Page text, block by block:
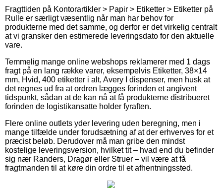
Fragttiden på Kontorartikler > Papir > Etiketter > Etiketter på
Rulle er særligt væsentlig når man har behov for
produkterne med det samme, og derfor er det virkelig centralt
at vi gransker den estimerede leveringsdato for den aktuelle
vare.
Temmelig mange online webshops reklamerer med 1 dags
fragt på en lang række varer, eksempelvis Etiketter, 38×14
mm, Hvid, 400 etiketter i alt, Avery I dispenser, men husk at
det regnes ud fra at ordren lægges forinden et angivent
tidspunkt, sådan at de kan nå at få produkterne distribueret
forinden de logistikansatte holder fyraften.
Flere online outlets yder levering uden beregning, men i
mange tilfælde under forudsætning af at der erhverves for et
præcist beløb. Derudover må man gribe den mindst
kostelige leveringsversion, hvilket tit – hvad end du befinder
sig nær Randers, Dragør eller Struer – vil være at få
fragtmanden til at køre din ordre til et afhentningssted.